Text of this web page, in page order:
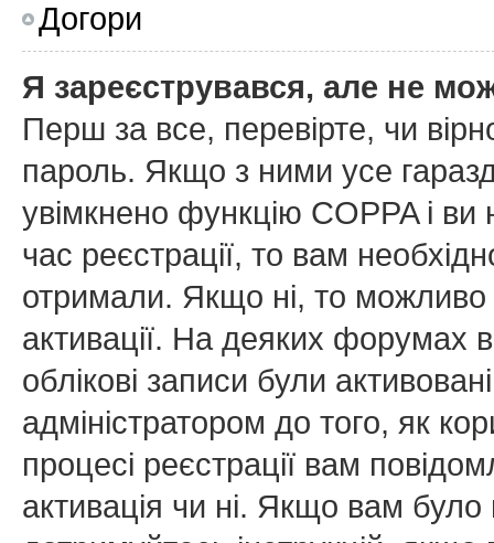
Догори
Я зареєструвався, але не
Перш за все, перевірте, чи
пароль. Якщо з ними усе
увімкнено функцію COPPA і
час реєстрації, то вам
отримали. Якщо ні, то можливо
активації. На деяких форумах
облікові записи були
адміністратором до того, як
процесі реєстрації вам
активація чи ні. Якщо вам